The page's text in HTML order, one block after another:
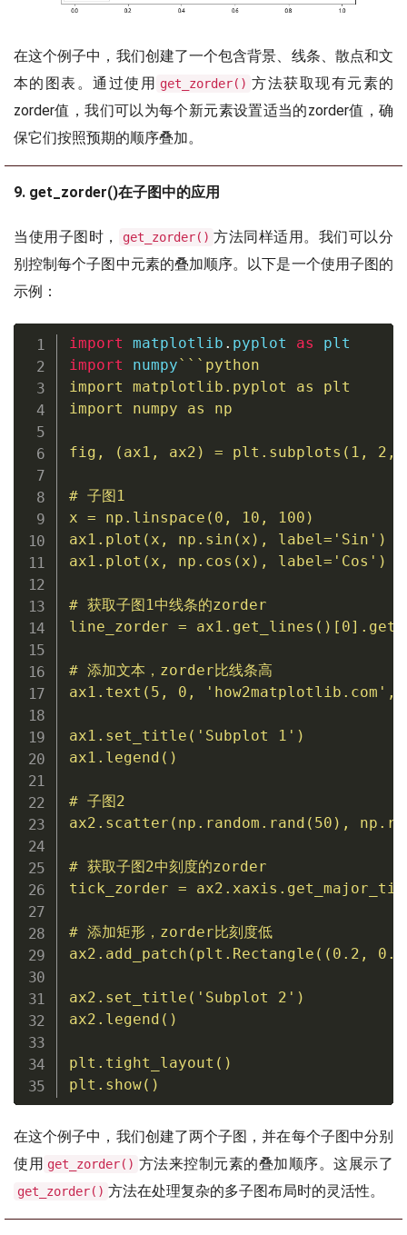
在这个例子中，我们创建了一个包含背景、线条、散点和文
本的图表。通过使用 get_zorder() 方法获取现有元素的
zorder值，我们可以为每个新元素设置适当的zorder值，确
保它们按照预期的顺序叠加。
9. get_zorder()在子图中的应用
当使用子图时， get_zorder() 方法同样适用。我们可以分
别控制每个子图中元素的叠加顺序。以下是一个使用子图的
示例：
import matplotlib . pyplot as
import numpy
import matplotlib . pyplot as
import numpy as np
fig , ( ax1 , ax2 ) = plt . subplots ( 1 , 2 ,
# 子图1
x = np . linspace ( 0 , 10 , 100 )
ax1 . plot ( x , np . sin ( x ) , label = 'Sin' )
ax1 . plot ( x , np . cos ( x ) , label = 'Cos' )
# 获取子图1中线条的zorder
line_zorder = ax1 . get_lines ( ) [ 0] .
# 添加文本，zorder比线条高
ax1 . text ( 5 , 0 , 'how2matplotlib.com' ,
ax1 . set_title ( 'Subplot 1' )
ax1 . legend ( )
# 子图2
ax2 . scatter ( np . random . rand ( 50 ) , np .
# 获取子图2中刻度的zorder
tick_zorder = ax2 . xaxis .
# 添加矩形，zorder比刻度低
ax2 . add_patch ( plt . Rectangle ( ( 0.2 , 0.2
ax2 . set_title ( 'Subplot 2' )
ax2 . legend ( )
plt . tight_layout ( )
plt . show( )
在这个例子中，我们创建了两个子图，并在每个子图中分别
使用 get_zorder() 方法来控制元素的叠加顺序。这展示了
get_zorder() 方法在处理复杂的多子图布局时的灵活性。